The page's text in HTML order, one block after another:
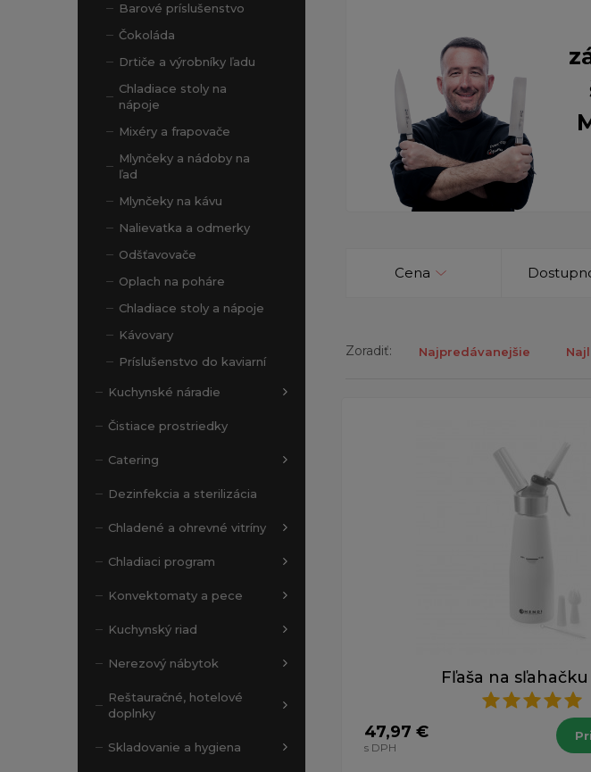
Barové príslušenstvo
Čokoláda
Drtiče a výrobníky ľadu
Chladiace stoly na
nápoje
Mixéry a frapovače
Mlynčeky a nádoby na
ľad
Mlynčeky na kávu
Nalievatka a odmerky
Odšťavovače
Oplach na poháre
Chladiace stoly a nápoje
Kávovary
Príslušenstvo do kaviarní
Kuchynské náradie
Čistiace prostriedky
Catering
Dezinfekcia a sterilizácia
Chladené a ohrevné vitríny
Chladiaci program
Konvektomaty a pece
Kuchynský riad
Nerezový nábytok
Reštauračné, hotelové
doplnky
Skladovanie a hygiena
Cena
Zoradiť: Najpredávanejšie
Fľaša na sľahačku
47,97 €
s DPH